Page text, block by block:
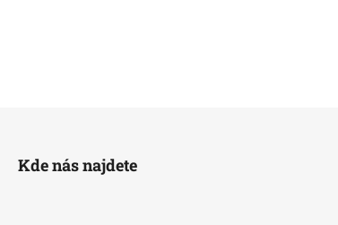
Kde nás najdete